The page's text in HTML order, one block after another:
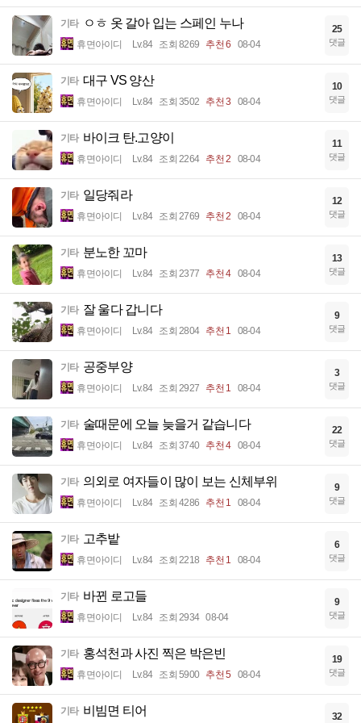
기타 ㅇㅎ 옷 갈아 입는 스페인 누나
휴면아이디 Lv.84 조회 8269 추천 6 08-04
25
댓글
기타 대구 VS 양산
휴면아이디 Lv.84 조회 3502 추천 3 08-04
10
댓글
기타 바이크 탄.고양이
휴면아이디 Lv.84 조회 2264 추천 2 08-04
11
댓글
기타 일당줘라
휴면아이디 Lv.84 조회 2769 추천 2 08-04
12
댓글
기타 분노한 꼬마
휴면아이디 Lv.84 조회 2377 추천 4 08-04
13
댓글
기타 잘 울다 갑니다
휴면아이디 Lv.84 조회 2804 추천 1 08-04
9
댓글
기타 공중부양
휴면아이디 Lv.84 조회 2927 추천 1 08-04
3
댓글
기타 술때문에 오늘 늦을거 같습니다
휴면아이디 Lv.84 조회 3740 추천 4 08-04
22
댓글
기타 의외로 여자들이 많이 보는 신체부위
휴면아이디 Lv.84 조회 4286 추천 1 08-04
9
댓글
기타 고추밭
휴면아이디 Lv.84 조회 2218 추천 1 08-04
6
댓글
기타 바뀐 로고들
휴면아이디 Lv.84 조회 2934 08-04
9
댓글
기타 홍석천과 사진 찍은 박은빈
휴면아이디 Lv.84 조회 5900 추천 5 08-04
19
댓글
기타 비빔면 티어 32